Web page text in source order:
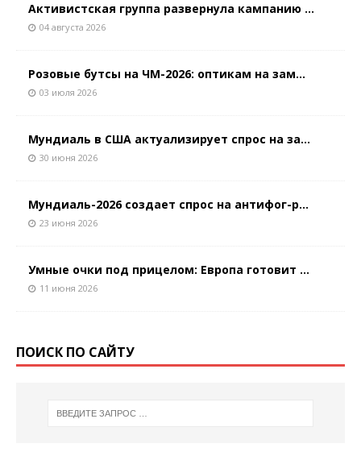
Активистская группа развернула кампанию ...
04 августа 2026
Розовые бутсы на ЧМ-2026: оптикам на зам...
03 июля 2026
Мундиаль в США актуализирует спрос на за...
30 июня 2026
Мундиаль-2026 создает спрос на антифог-р...
23 июня 2026
Умные очки под прицелом: Европа готовит ...
11 июня 2026
ПОИСК ПО САЙТУ